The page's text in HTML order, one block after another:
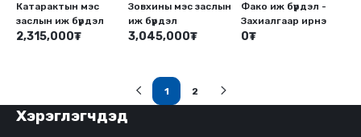
Катарактын мэс
заслын иж бүрдэл
2,315,000₮
Зовхины мэс заслын
иж бүрдэл
3,045,000₮
Фако иж бүрдэл -
Захиалгаар ирнэ
0₮
1
(current)
2
Хэрэглэгчдэд